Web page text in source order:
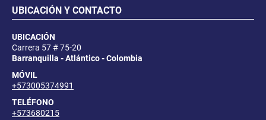
UBICACIÓN Y CONTACTO
UBICACIÓN
Carrera 57 # 75-20
Barranquilla - Atlántico - Colombia
MÓVIL
+573005374991
TELÉFONO
+573680215